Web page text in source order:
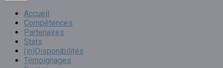
Accueil
Compétences
Partenaires
Stats
(in)Disponibilités
Témoignages